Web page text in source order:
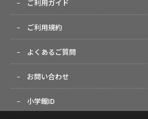
ご利用ガイド
ご利用規約
よくあるご質問
お問い合わせ
小学館ID